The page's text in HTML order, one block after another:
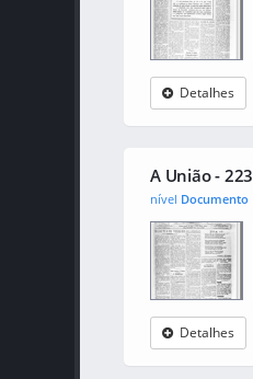
A União
Detalhes
A União - 223
nível Documento
A União
Detalhes